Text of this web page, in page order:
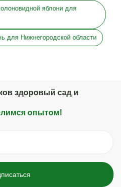
яблони для
для Нижнегородской области
здоровый сад и
опытом!